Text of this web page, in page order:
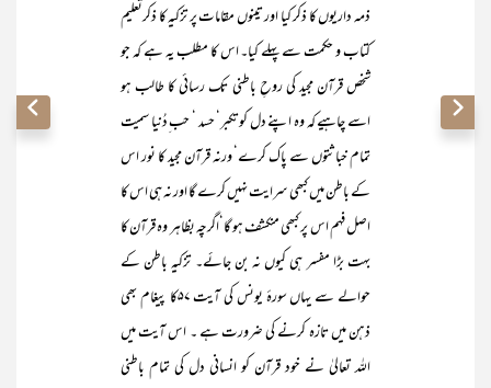
ذمہ داریوں کا ذکر کیا اور تینوں مقامات پر تزکیہ کا ذکرتعلیم
کتاب و حکمت سے پہلے کیا۔ اس کا مطلب یہ ہے کہ جو
شخص قرآن مجید کی روحِ باطنی تک رسائی کا طالب ہو
اسے چاہیے کہ وہ اپنے دل کو تکبر‘ حسد ‘ حب ِدُنیا سمیت
تمام خباثتوں سے پاک کرے‘ ورنہ قرآن مجید کا نور اس
کے باطن میں کبھی سرایت نہیں کرے گا اور نہ ہی اس کا
اصل فہم اس پر کبھی منکشف ہو گا‘اگرچہ بظاہر وہ قرآن کا
بہت بڑا مفسر ہی کیوں نہ بن جائے۔ تزکیہ باطن کے
حوالے سے یہاں سورۂ یونس کی آیت ۵۷کا پیغام بھی
ذہن میں تازہ کرنے کی ضرورت ہے ۔ اس آیت میں
اللہ تعالیٰ نے خود قرآن کو انسانی دل کی تمام باطنی